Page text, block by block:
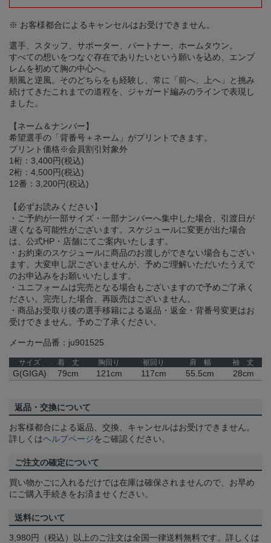
※ お客様都合によるキャンセルはお受けできません。
選手、スタッフ、サポーター、パートナー、ホームタウン。
すべての想いをつなぐ存在でありたいという願いを込め、エンブ
レムを初めて胸の中心へ。
順風と逆風。そのどちらをも経験し、常に「前へ、上へ」と挑み
続けてきたこれまでの道程を、ジャガード編みのラインで表現し
ました。
【ネーム＆ナンバー】
希望選手の「背番号＋ネーム」がプリントできます。
プリント価格※会員割引対象外
1桁：3,400円(税込)
2桁：4,500円(税込)
12番：3,200円(税込)
【必ずお読みください】
・ご予約が一部サイズ・一部ナンバーへ集中した場合、引渡日が
遅くなる可能性がございます。スケジュールに変更が出た場合
は、公式HP・店舗にてご案内いたします。
・お約束のスケジュールに商品のお渡しができない場合もござい
ます。大変申し訳ございませんが、予めご理解いただいたうえで
のお申込みをお願いいたします。
・ユニフォームは完売となる場合もございますので予めご了承く
ださい。完売した場合、再販売はございません。
・商品お受取り後の選手移籍による返品・返金・背番号変更はお
受けできません。予めご了承ください。
メーカー品番：ju901525
サイズ 着 丈 胸回り 裾回り 肩 幅 袖 丈
G(GIGA) 79cm 121cm 117cm 55.5cm 28cm
返品・交換について
お客様都合による返品、交換、キャンセルはお受けできません。
詳しくはヘルプページをご確認ください。
ご注文の確定について
買い物かごに入れるだけでは在庫は確保されませんので、お早め
にご購入手続きをお済ませください。
送料について
3,980円（税込）以上のご注文は全国一律送料無料です。詳しくは